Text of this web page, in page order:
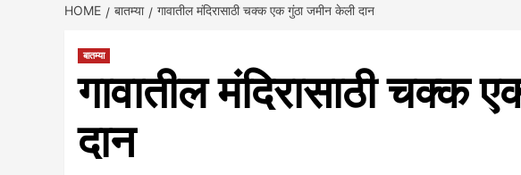
HOME बातम्या गावातील मंदिरासाठी चक्क एक गुंठा जमीन केली दान
बातम्या
गावातील मंदिरासाठी चक्क
दान